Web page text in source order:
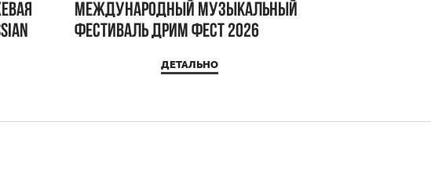
Международный музыкальный
фестиваль ДРИМ ФЕСТ 2026
ДЕТАЛЬНО